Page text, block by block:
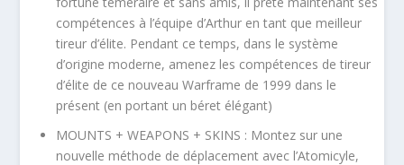
compétences à l’équipe d’Arthur en tant que meilleur
tireur d’élite. Pendant ce temps, dans le système
d’origine moderne, amenez les compétences de tireur
d’élite de ce nouveau Warframe de 1999 dans le
présent (en portant un béret élégant)
MOUNTS + WEAPONS + SKINS : Montez sur une
nouvelle méthode de déplacement avec l’Atomicyle,